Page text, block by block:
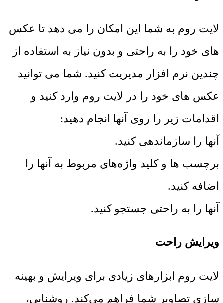
لایت روم به شما این امکان را می دهد تا عکس
های خود را به راحتی و بدون نیاز به استفاده از
چندین نرم افزار مدیریت کنید. شما می توانید
عکس های خود را در لایت روم وارد کنید و
اقدامات زیر را روی آنها انجام دهید:
آنها را سازماندهی کنید.
برچسب ها و کلید واژه‌های مربوط به آنها را
اضافه کنید.
آنها را به راحتی جستجو کنید.
ویرایش راحت
لایت روم ابزارهای زیادی برای ویرایش و بهینه
سازی تصاویر شما فراهم می‌کند. روشنایی،